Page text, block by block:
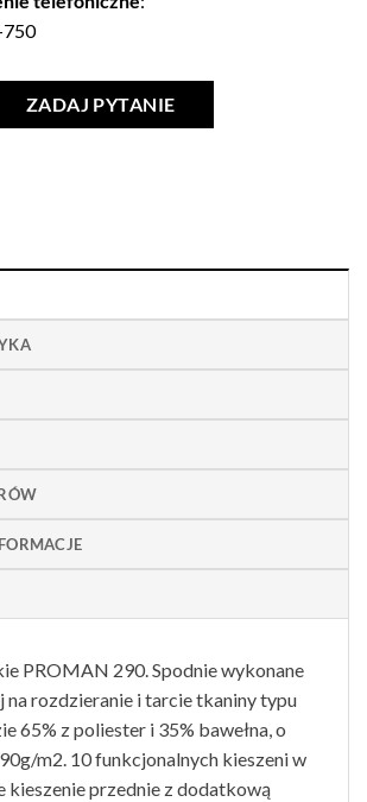
ZADAJ PYTANIE
PROMAN 290. Spodnie wykonane
na rozdzieranie i tarcie tkaniny typu
65% z poliester i 35% bawełna, o
m2. 10 funkcjonalnych kieszeni w
kieszenie przednie z dodatkową